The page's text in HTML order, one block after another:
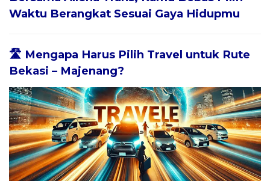
Waktu Berangkat Sesuai Gaya Hidupmu
🛣️ Mengapa Harus Pilih Travel untuk Rute
Bekasi – Majenang?